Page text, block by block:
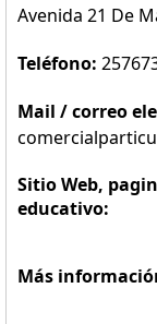
Avenida 21 De
Teléfono:
Mail / correo
Sitio Web,
educativo:
Más